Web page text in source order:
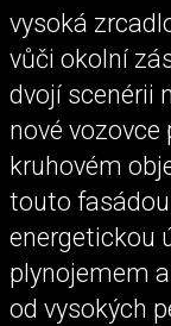
vysoká
vůči okolní
dvojí scenérii
nové
kruhovém
touto fasádou
energetickou
plynojemem
od vysokých